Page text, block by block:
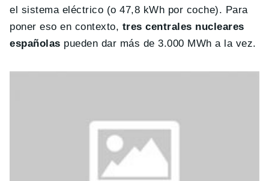
el sistema eléctrico (o 47,8 kWh por coche). Para
poner eso en contexto, tres centrales nucleares
españolas pueden dar más de 3.000 MWh a la vez.